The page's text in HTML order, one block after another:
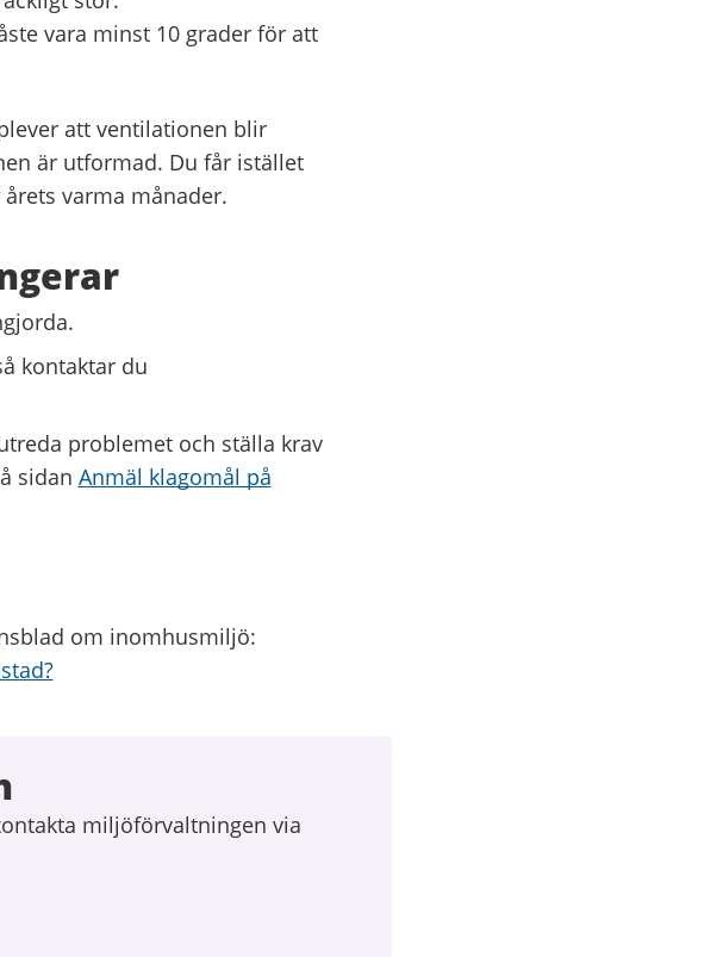
vara minst 10 grader för att
att ventilationen blir
är utformad. Du får istället
varma månader.
kontaktar du
problemet och ställa krav
sidan Anmäl klagomål på
om inomhusmiljö:
miljöförvaltningen via